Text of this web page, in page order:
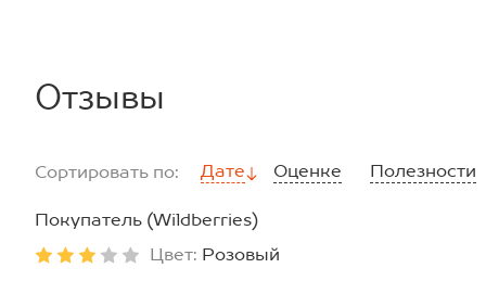
*замеры выборочные, могут незначительно отличаться.
Отзывы
Сортировать по: Дате Оценке Полезности
Покупатель (Wildberries)
Цвет: Розовый